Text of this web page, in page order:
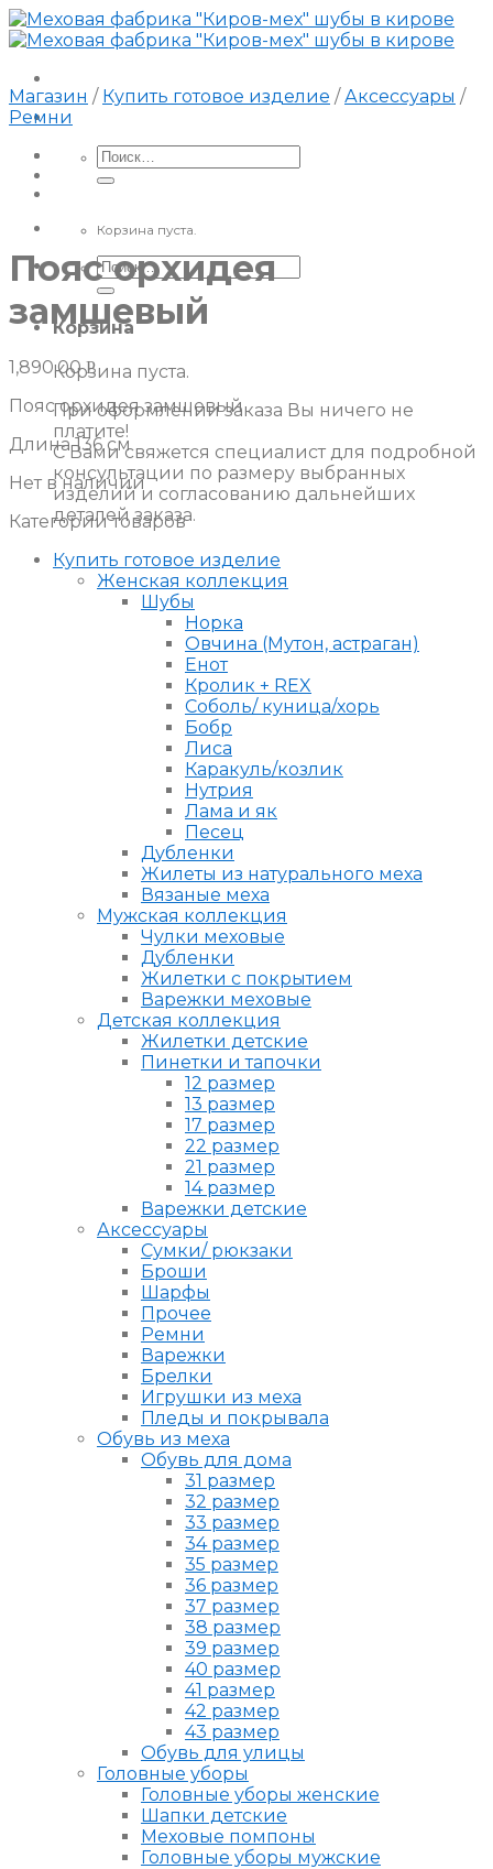
Skip
to
Искать:
Корзина пуста.
Искать:
Корзина
Корзина пуста.
При оформлении заказа Вы ничего не
платите!
С Вами свяжется специалист для подробной
консультации по размеру выбранных
изделий и согласованию дальнейших
деталей заказа.
Магазин / Купить готовое изделие / Аксессуары /
Ремни
Пояс орхидея
замшевый
1,890.00Р
Пояс орхидея замшевый
Длина 136 см
Нет в наличии
Категории товаров
Купить готовое изделие
Женская коллекция
Шубы
Норка
Овчина (Мутон, астраган)
Енот
Кролик + REX
Соболь/ куница/хорь
Бобр
Лиса
Каракуль/козлик
Нутрия
Лама и як
Песец
Дубленки
Жилеты из натурального меха
Вязаные меха
Мужская коллекция
Чулки меховые
Дубленки
Жилетки с покрытием
Варежки меховые
Детская коллекция
Жилетки детские
Пинетки и тапочки
12 размер
13 размер
17 размер
22 размер
21 размер
14 размер
Варежки детские
Аксессуары
Сумки/ рюкзаки
Броши
Шарфы
Прочее
Ремни
Варежки
Брелки
Игрушки из меха
Пледы и покрывала
Обувь из меха
Обувь для дома
31 размер
32 размер
33 размер
34 размер
35 размер
36 размер
37 размер
38 размер
39 размер
40 размер
41 размер
42 размер
43 размер
Обувь для улицы
Головные уборы
Головные уборы женские
Шапки детские
Меховые помпоны
Головные уборы мужские